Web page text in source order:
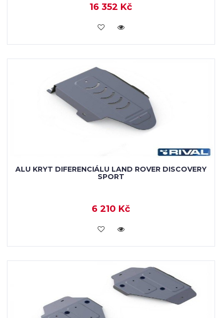
16 352 Kč
KOUPIT
ALU KRYT DIFERENCIÁLU LAND ROVER DISCOVERY
SPORT
6 210 Kč
KOUPIT